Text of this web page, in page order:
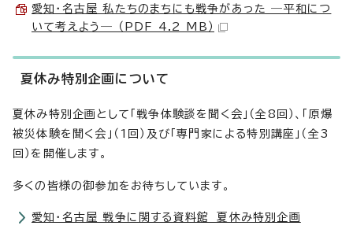
愛知・名古屋 私たちのまちにも戦争があった ―平和につ
いて考えよう― （PDF 4.2 MB）
夏休み特別企画について
夏休み特別企画として「戦争体験談を聞く会」（全8回）、「原爆
被災体験を聞く会」（1回）及び「専門家による特別講座」（全3
回）を開催します。
多くの皆様の御参加をお待ちしています。
愛知・名古屋 戦争に関する資料館 夏休み特別企画